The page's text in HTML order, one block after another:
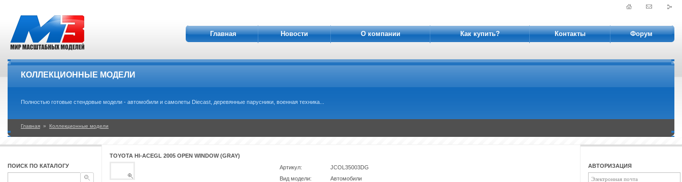
Главная Новости О компании Как купить? Контакты Форум
КОЛЛЕКЦИОННЫЕ МОДЕЛИ
Полностью готовые стендовые модели - автомобили и самолеты Diecast, деревянные парусники, военная техника...
Главная » Коллекционные модели
ПОИСК ПО КАТАЛОГУ
TOYOTA HI-ACEGL 2005 OPEN WINDOW (GRAY)
Артикул:
JCOL35003DG
Вид модели:
Автомобили
АВТОРИЗАЦИЯ